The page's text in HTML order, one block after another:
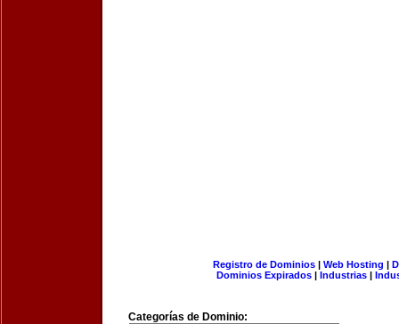
Registro de Dominios| Web Hosting |
Dominios Expirados | Industrias |
Categorías de Dominio: